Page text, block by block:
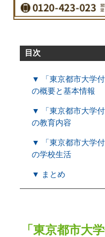
目次
▼ 「東京都市大学付
の概要と基本情報
▼ 「東京都市大学付
の教育内容
▼ 「東京都市大学付
の学校生活
▼ まとめ
「東京都市大